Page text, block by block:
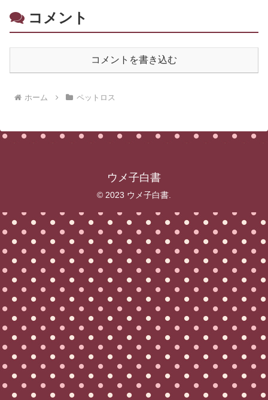
コメント
コメントを書き込む
ホーム ペットロス
ウメ子白書
© 2023 ウメ子白書.